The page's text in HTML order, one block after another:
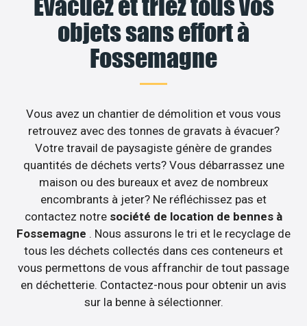
Evacuez et triez tous vos
objets sans effort à
Fossemagne
Vous avez un chantier de démolition et vous vous
retrouvez avec des tonnes de gravats à évacuer?
Votre travail de paysagiste génère de grandes
quantités de déchets verts? Vous débarrassez une
maison ou des bureaux et avez de nombreux
encombrants à jeter? Ne réfléchissez pas et
contactez notre société de location de bennes à
Fossemagne . Nous assurons le tri et le recyclage de
tous les déchets collectés dans ces conteneurs et
vous permettons de vous affranchir de tout passage
en déchetterie. Contactez-nous pour obtenir un avis
sur la benne à sélectionner.